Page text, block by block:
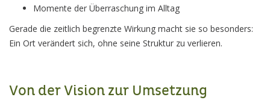
Momente der Überraschung im Alltag
Gerade die zeitlich begrenzte Wirkung macht sie so besonders:
Ein Ort verändert sich, ohne seine Struktur zu verlieren.
Von der Vision zur Umsetzung